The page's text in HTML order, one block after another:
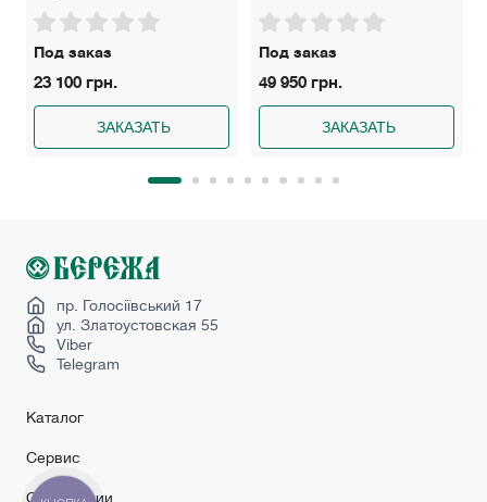
Под заказ
23 100 грн.
ЗАКАЗАТЬ
Под заказ
49 950 грн.
ЗАКАЗАТЬ
пр. Голосіївський 17
ул. Златоустовская 55
Viber
Telegram
Каталог
Сервис
О компании